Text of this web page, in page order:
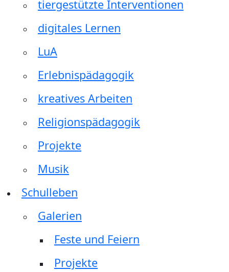
tiergestützte Interventionen
digitales Lernen
LuA
Erlebnispädagogik
kreatives Arbeiten
Religionspädagogik
Projekte
Musik
Schulleben
Galerien
Feste und Feiern
Projekte